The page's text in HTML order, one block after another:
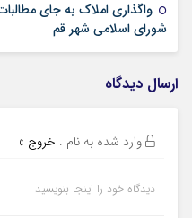
واگذاری املاک به جای
شورای اسلامی شهر قم
ارسال دیدگاه
وارد شده به نام . خروج »
دیدگاه خود را اینجا بنویسید